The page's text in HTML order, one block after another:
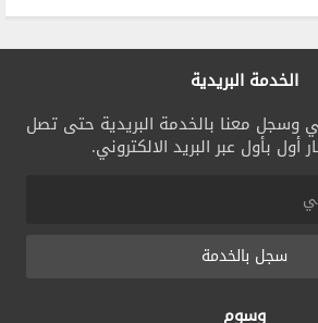
الخدمة البريدية
وسجل معنا بالخدمة البريدية حتى تصل
أول بأول عبر البريد الالكتروني.
سجل بالخدمة
وسوم